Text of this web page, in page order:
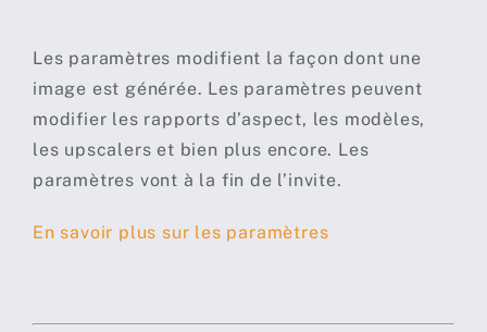
Les paramètres modifient la façon dont une
image est générée. Les paramètres peuvent
modifier les rapports d’aspect, les modèles,
les upscalers et bien plus encore. Les
paramètres vont à la fin de l’invite.
En savoir plus sur les paramètres